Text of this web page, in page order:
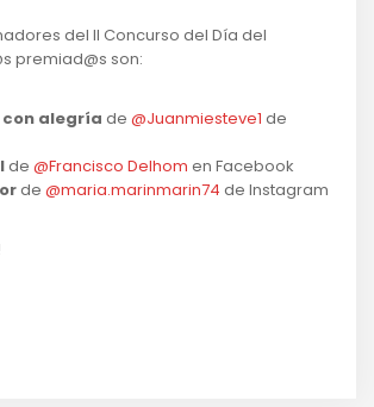
del II Concurso del Día del
premiad@s son:
alegría de @Juanmiesteve1 de
de @Francisco Delhom en Facebook
de @maria.marinmarin74 de Instagram